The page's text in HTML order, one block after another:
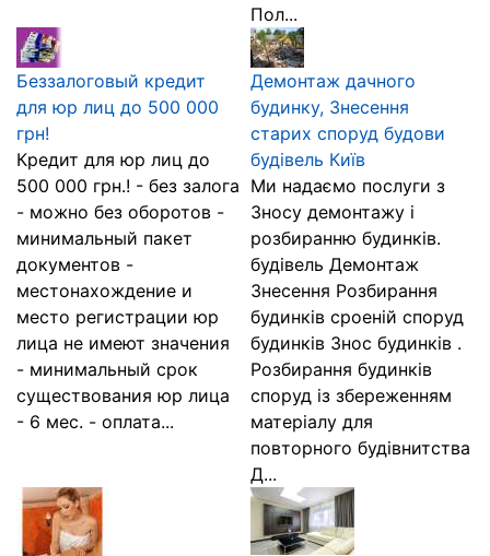
Пол...
Беззалоговый кредит
для юр лиц до 500 000
грн!
Кредит для юр лиц до
500 000 грн.! - без залога
- можно без оборотов -
минимальный пакет
документов -
местонахождение и
место регистрации юр
лица не имеют значения
- минимальный срок
существования юр лица
- 6 мес. - оплата...
Демонтаж дачного
будинку, Знесення
старих споруд будови
будівель Київ
Ми надаємо послуги з
Зносу демонтажу і
розбиранню будинків.
будівель Демонтаж
Знесення Розбирання
будинків сроеній споруд
будинків Знос будинків .
Розбирання будинків
споруд із збереженням
матеріалу для
повторного будівнитства
Д...